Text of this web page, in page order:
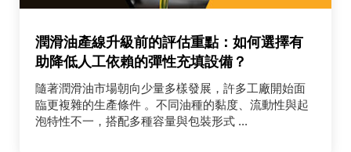
潤滑油產線升級前的評估重點：如何選擇有
助降低人工依賴的彈性充填設備？
隨著潤滑油市場朝向少量多樣發展，許多工廠開始面
臨更複雜的生產條件 。不同油種的黏度、流動性與起
泡特性不一，搭配多種容量與包裝形式 ...